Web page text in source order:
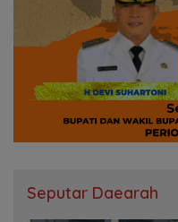
Seputar Daearah